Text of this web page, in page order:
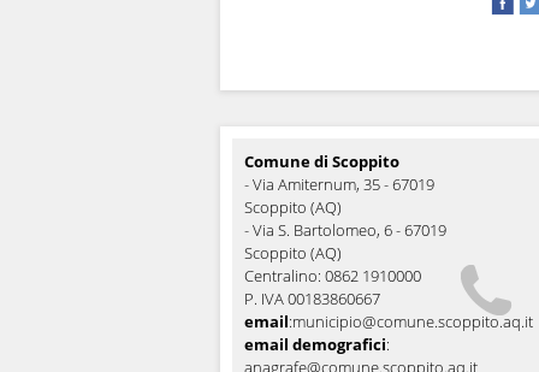
Comune di Scoppito
- Via Amiternum, 35 - 67019
Scoppito (AQ)
- Via S. Bartolomeo, 6 - 67019
Scoppito (AQ)
Centralino: 0862 1910000
P. IVA 00183860667
email:municipio@comune.scoppito.aq.it
email demografici:
anagrafe@comune.scoppito.aq.it